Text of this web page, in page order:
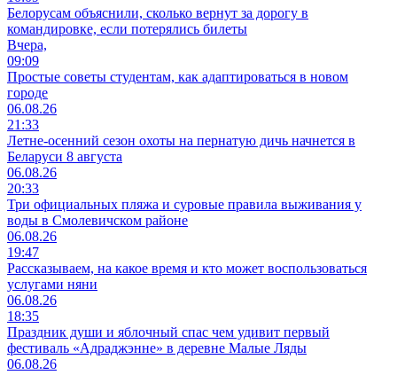
Белорусам объяснили, сколько вернут за дорогу в
командировке, если потерялись билеты
Вчера,
09:09
Простые советы студентам, как адаптироваться в новом
городе
06.08.26
21:33
Летне-осенний сезон охоты на пернатую дичь начнется в
Беларуси 8 августа
06.08.26
20:33
Три официальных пляжа и суровые правила выживания у
воды в Смолевичском районе
06.08.26
19:47
Рассказываем, на какое время и кто может воспользоваться
услугами няни
06.08.26
18:35
Праздник души и яблочный спас чем удивит первый
фестиваль «Адраджэнне» в деревне Малые Ляды
06.08.26